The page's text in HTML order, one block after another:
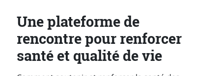
Une plateforme de
rencontre pour renforcer
santé et qualité de vie